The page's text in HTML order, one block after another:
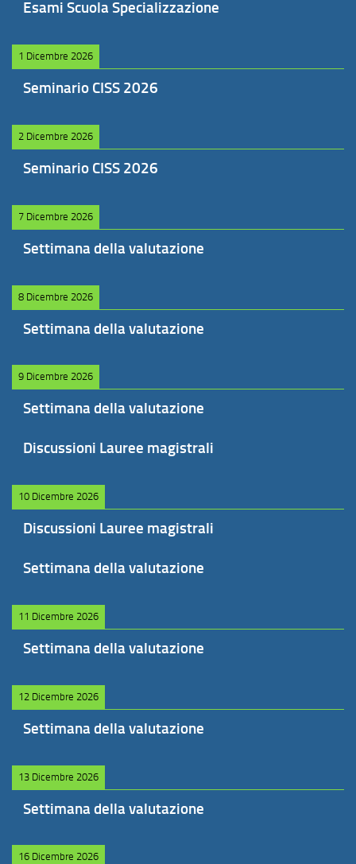
Esami Scuola Specializzazione
1 Dicembre 2026
Seminario CISS 2026
2 Dicembre 2026
Seminario CISS 2026
7 Dicembre 2026
Settimana della valutazione
8 Dicembre 2026
Settimana della valutazione
9 Dicembre 2026
Settimana della valutazione
Discussioni Lauree magistrali
10 Dicembre 2026
Discussioni Lauree magistrali
Settimana della valutazione
11 Dicembre 2026
Settimana della valutazione
12 Dicembre 2026
Settimana della valutazione
13 Dicembre 2026
Settimana della valutazione
16 Dicembre 2026